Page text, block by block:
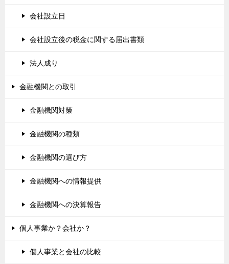
会社設立日
会社設立後の税金に関する届出書類
法人成り
金融機関との取引
金融機関対策
金融機関の種類
金融機関の選び方
金融機関への情報提供
金融機関への決算報告
個人事業か？会社か？
個人事業と会社の比較